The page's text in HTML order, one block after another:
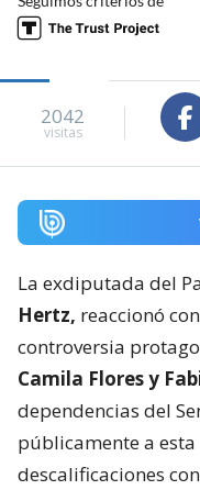
2042
visitas
La exdiputada del
Hertz, reaccionó
controversia
Camila Flores y
dependencias del
públicamente a
descalificaciones